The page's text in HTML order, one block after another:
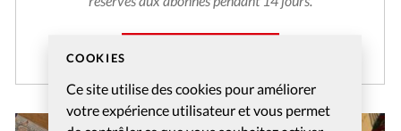
COOKIES
Ce site utilise des cookies pour améliorer
votre expérience utilisateur et vous permet